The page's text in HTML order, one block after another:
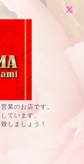
業のお店です。
ています。
しましょう！